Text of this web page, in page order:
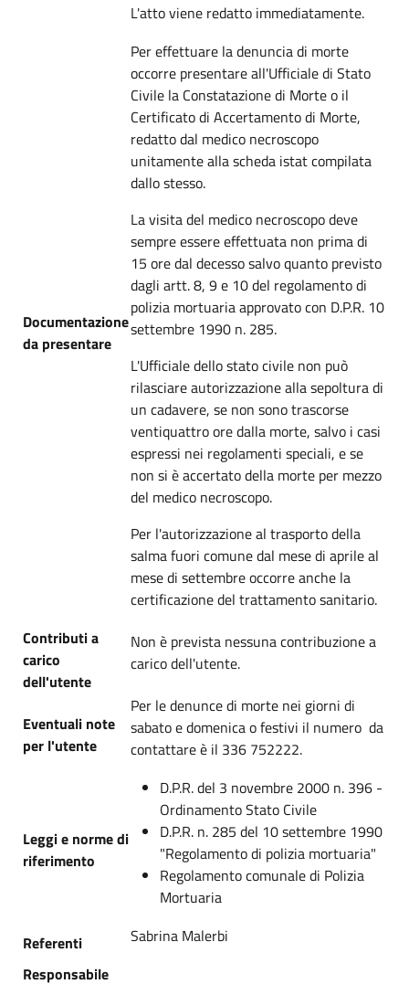
L'atto viene redatto immediatamente.
Documentazione
da presentare
Per effettuare la denuncia di morte
occorre presentare all'Ufficiale di Stato
Civile la Constatazione di Morte o il
Certificato di Accertamento di Morte,
redatto dal medico necroscopo
unitamente alla scheda istat compilata
dallo stesso.
La visita del medico necroscopo deve
sempre essere effettuata non prima di
15 ore dal decesso salvo quanto previsto
dagli artt. 8, 9 e 10 del regolamento di
polizia mortuaria approvato con D.P.R. 10
settembre 1990 n. 285.
L'Ufficiale dello stato civile non può
rilasciare autorizzazione alla sepoltura di
un cadavere, se non sono trascorse
ventiquattro ore dalla morte, salvo i casi
espressi nei regolamenti speciali, e se
non si è accertato della morte per mezzo
del medico necroscopo.
Per l'autorizzazione al trasporto della
salma fuori comune dal mese di aprile al
mese di settembre occorre anche la
certificazione del trattamento sanitario.
Contributi a
carico
dell'utente
Non è prevista nessuna contribuzione a
carico dell'utente.
Eventuali note
per l'utente
Per le denunce di morte nei giorni di
sabato e domenica o festivi il numero da
contattare è il 336 752222.
Leggi e norme di
riferimento
D.P.R. del 3 novembre 2000 n. 396 -
Ordinamento Stato Civile
D.P.R. n. 285 del 10 settembre 1990
"Regolamento di polizia mortuaria"
Regolamento comunale di Polizia
Mortuaria
Referenti
Sabrina Malerbi
Responsabile